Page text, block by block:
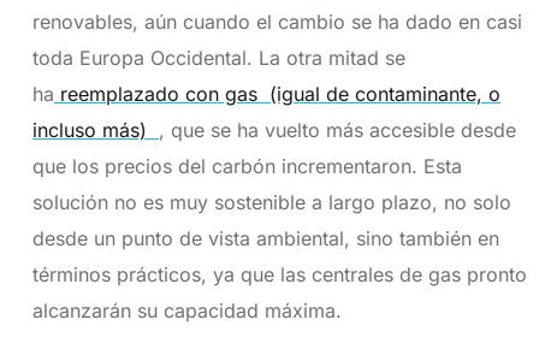
renovables, aún cuando el cambio se ha dado en casi
toda Europa Occidental. La otra mitad se
ha reemplazado con gas (igual de contaminante, o
incluso más) , que se ha vuelto más accesible desde
que los precios del carbón incrementaron. Esta
solución no es muy sostenible a largo plazo, no solo
desde un punto de vista ambiental, sino también en
términos prácticos, ya que las centrales de gas pronto
alcanzarán su capacidad máxima.